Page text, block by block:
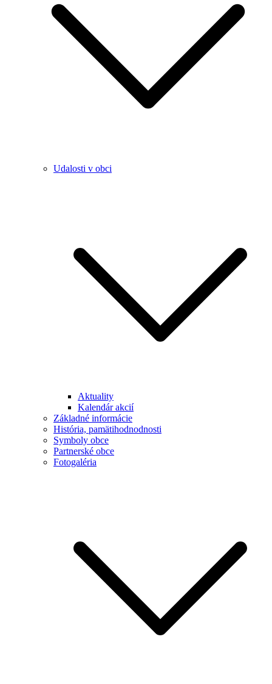
Udalosti v obci
Aktuality
Kalendár akcií
Základné informácie
História, pamätihodnodnosti
Symboly obce
Partnerské obce
Fotogaléria